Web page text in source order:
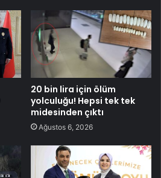
20 bin lira için ölüm
yolculuğu! Hepsi tek tek
midesinden çıktı
Ağustos 6, 2026